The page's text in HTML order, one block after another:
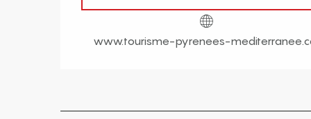
www.tourisme-pyrenees-